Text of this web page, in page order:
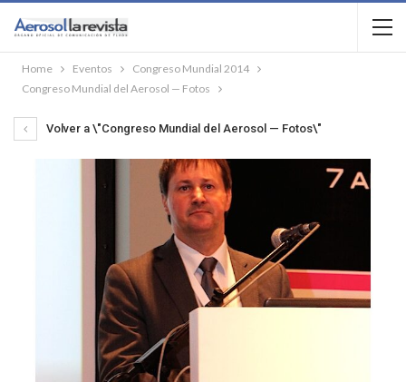
Home Eventos
Congreso Mundial 2014
Congreso Mundial del Aerosol — Fotos
Volver a \"Congreso Mundial del Aerosol — Fotos\"